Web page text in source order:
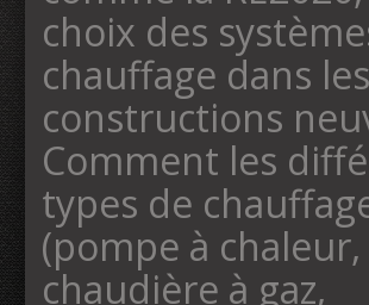
choix des
chauffage dans les
constructions
Comment les
types de
(pompe à chaleur,
chaudière à gaz,